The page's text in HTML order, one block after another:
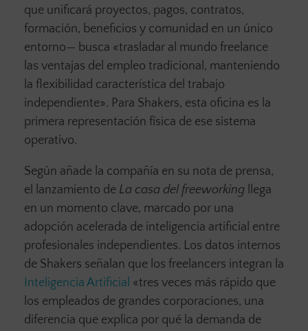
que unificará proyectos, pagos, contratos,
formación, beneficios y comunidad en un único
entorno— busca «trasladar al mundo freelance
las ventajas del empleo tradicional, manteniendo
la flexibilidad característica del trabajo
independiente». Para Shakers, esta oficina es la
primera representación física de ese sistema
operativo.
Según añade la compañía en su nota de prensa,
el lanzamiento de La casa del freeworking llega
en un momento clave, marcado por una
adopción acelerada de inteligencia artificial entre
profesionales independientes. Los datos internos
de Shakers señalan que los freelancers integran la
Inteligencia Artificial «tres veces más rápido que
los empleados de grandes corporaciones, una
diferencia que explica por qué la demanda de